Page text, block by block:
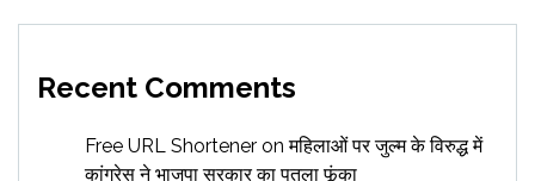
Recent Comments
Free URL Shortener onमहिलाओं पर जुल्म के विरुद्ध में
कांग्रेस ने भाजपा सरकार का पुतला फूंका